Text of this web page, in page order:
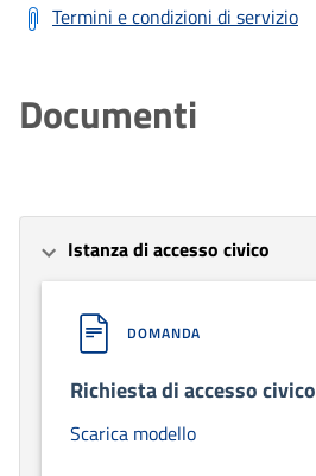
Termini e condizioni di servizio
Documenti
Istanza di accesso civico
DOMANDA
Richiesta di accesso civico
Scarica modello